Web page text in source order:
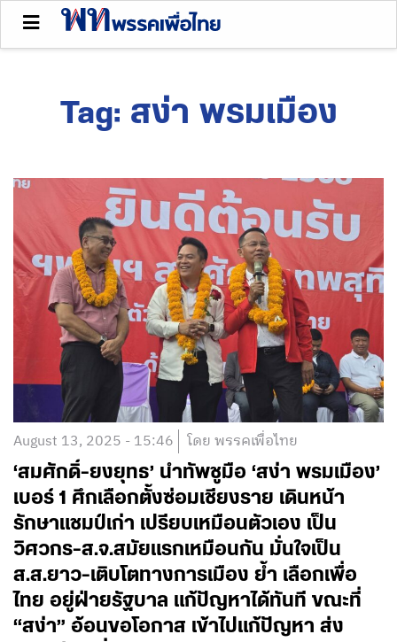
Tag: สง่า พรมเมือง
August 13, 2025 - 15:46 โดย พรรคเพื่อไทย
‘สมศักดิ์-ยงยุทธ’ นำทัพชูมือ ‘สง่า พรมเมือง’
เบอร์ 1 ศึกเลือกตั้งซ่อมเชียงราย เดินหน้า
รักษาแชมป์เก่า เปรียบเหมือนตัวเอง เป็น
วิศวกร-ส.จ.สมัยแรกเหมือนกัน มั่นใจเป็น
ส.ส.ยาว-เติบโตทางการเมือง ย้ำ เลือกเพื่อ
ไทย อยู่ฝ่ายรัฐบาล แก้ปัญหาได้ทันที ขณะที่
“สง่า” อ้อนขอโอกาส เข้าไปแก้ปัญหา ส่ง